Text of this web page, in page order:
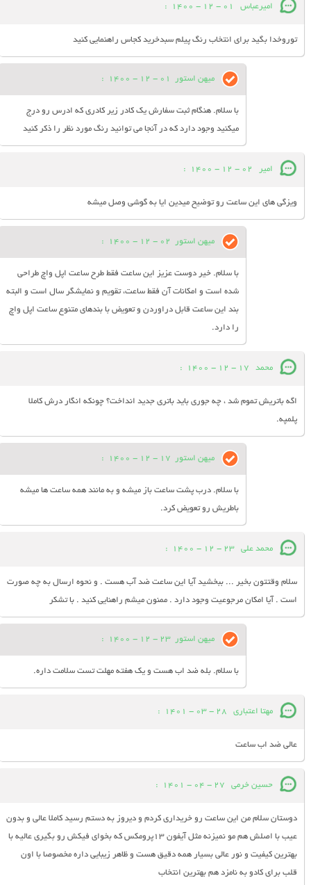
امیرعباس 01 - 12 - 1400
:
توروخدا بگید برای انتخاب رنگ پیلم سبدخرید کجاس راهنمایی کنید
میهن استور 01 - 12 - 1400
:
با سلام. هنگام ثبت سفارش یک کادر زیر کادری که ادرس رو درج
میکنید وجود دارد که در آنجا می توانید رنگ مورد نظر را ذکر کنید
امیر 02 - 12 - 1400
:
ویزگی های این ساعت رو توضیح میدین ایا به گوشی وصل میشه
میهن استور 02 - 12 - 1400
:
با سلام. خیر دوست عزیز این ساعت فقط طرح ساعت اپل واچ طراحی
شده است و امکانات آن فقط ساعت، تقویم و نمایشگر سال است و البته
بند این ساعت قابل دراوردن و تعویض با بندهای متنوع ساعت اپل واچ
را دارد.
محمد 17 - 12 - 1400
:
اگه باتریش تموم شد ، چه جوری باید باتری جدید انداخت؟ چونکه انگار درش کاملا
پلمپه.
میهن استور 17 - 12 - 1400
:
با سلام. درب پشت ساعت باز میشه و به مانند همه ساعت ها میشه
باطریش رو تعویض کرد.
محمد علی 23 - 12 - 1400
:
سلام وقتتون بخیر ... ببخشید آیا این ساعت ضد آب هست . و نحوه ارسال به چه صورت
است . آیا امکان مرجوعیت وجود دارد . ممنون میشم راهنایی کنید . با تشکر
میهن استور 23 - 12 - 1400
:
با سلام. بله ضد اب هست و یک هفته مهلت تست سلامت داره.
مهتا اعتباری 28 - 03 - 1401
:
عالی ضد اب ساعت
حسین خرمی 27 - 04 - 1401
:
دوستان سلام من این ساعت رو خریداری کردم و دیروز به دستم رسید کاملا عالی و بدون
عیب با اصلش هم مو نمیزنه مثل آیفون ۱۳پرومکس که بخوای فیکش رو بگیری عالیه با
بهترین کیفیت و نور عالی بسیار همه دقیق هست و ظاهر زیبایی داره مخصوصا با اون
قلب برای کادو به نامزد هم بهترین انتخاب